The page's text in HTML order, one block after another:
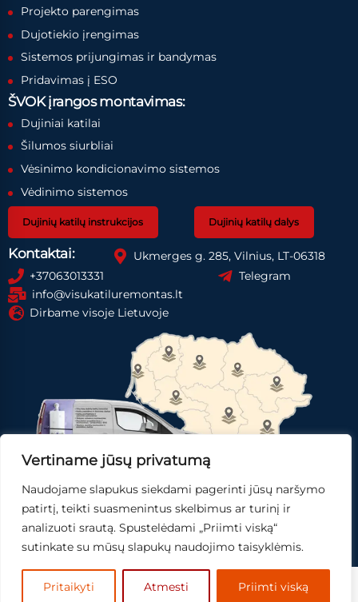
Vertiname jūsų privatumą
Naudojame slapukus siekdami pagerinti jūsų naršymo
patirtį, teikti suasmenintus skelbimus ar turinį ir
analizuoti srautą. Spustelėdami „Priimti viską“
sutinkate su mūsų slapukų naudojimo taisyklėmis.
Pritaikyti Atmesti Priimti viską
Projekto parengimas
Dujotiekio įrengimas
Sistemos prijungimas ir bandymas
Pridavimas į ESO
ŠVOK įrangos montavimas:
Dujiniai katilai
Šilumos siurbliai
Vėsinimo kondicionavimo sistemos
Vėdinimo sistemos
Dujinių katilų instrukcijos Dujinių katilų dalys
Kontaktai:
Ukmerges g. 285, Vilnius, LT-06318
+37063013331
Telegram
info@visukatiluremontas.lt
Dirbame visoje Lietuvoje
Registruotis paslaugai Gauti pasiūlymą
© 2025 Mingo IT, sprendimai.